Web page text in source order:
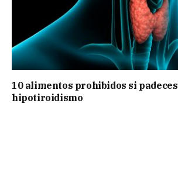
10 alimentos prohibidos si padeces
hipotiroidismo